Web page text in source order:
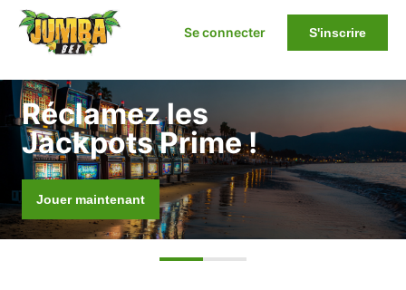
Se connecter S'inscrire
Réclamez les
Jackpots Prime !
Jouer maintenant